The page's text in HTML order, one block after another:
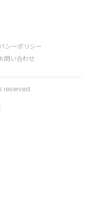
シーポリシー
問い合わせ
reserved.